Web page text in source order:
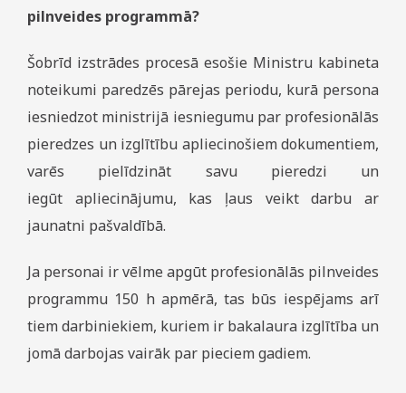
pilnveides programmā?
Šobrīd izstrādes procesā esošie Ministru kabineta
noteikumi paredzēs pārejas periodu, kurā persona
iesniedzot ministrijā iesniegumu par profesionālās
pieredzes un izglītību apliecinošiem dokumentiem,
varēs pielīdzināt savu pieredzi un
iegūt apliecinājumu, kas ļaus veikt darbu ar
jaunatni pašvaldībā.
Ja personai ir vēlme apgūt profesionālās pilnveides
programmu 150 h apmērā, tas būs iespējams arī
tiem darbiniekiem, kuriem ir bakalaura izglītība un
jomā darbojas vairāk par pieciem gadiem.